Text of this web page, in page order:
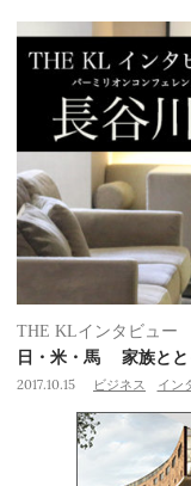
THE KLインタビュー
日・米・馬 家族と
2017.10.15 ビジネス イン